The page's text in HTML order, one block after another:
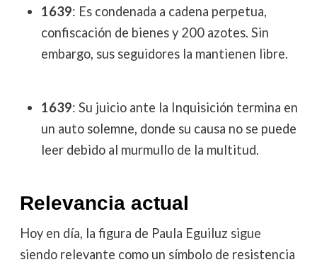
1639: Es condenada a cadena perpetua,
confiscación de bienes y 200 azotes. Sin
embargo, sus seguidores la mantienen libre.
1639: Su juicio ante la Inquisición termina en
un auto solemne, donde su causa no se puede
leer debido al murmullo de la multitud.
Relevancia actual
Hoy en día, la figura de Paula Eguiluz sigue
siendo relevante como un símbolo de resistencia